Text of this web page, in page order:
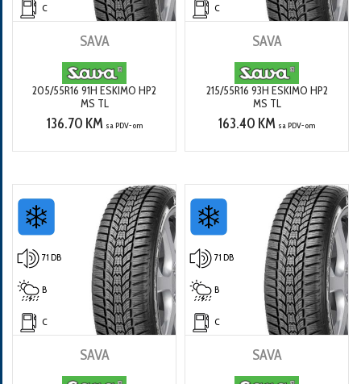
C
SAVA
205/55R16 91H ESKIMO HP2
MS TL
136.70 KM sa PDV-om
C
SAVA
215/55R16 93H ESKIMO HP2
MS TL
163.40 KM sa PDV-om
71 DB
B
C
SAVA
71 DB
B
C
SAVA